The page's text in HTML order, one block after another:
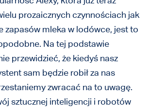
prozaicznych czynnościach jak
zapasów mleka w lodówce, jest to
Na tej podstawie
przewidzieć, że kiedyś nasz
sam będzie robił za nas
zwracać na to uwagę.
sztucznej inteligencji i robotów